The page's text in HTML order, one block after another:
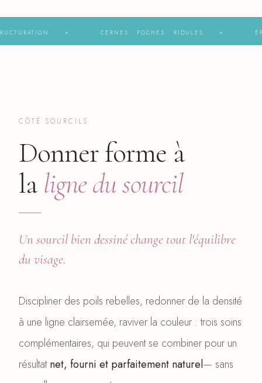
CERNES · POCHES · RIDULES ÉPILATION ·
CÔTÉ SOURCILS
Donner forme à
laligne du sourcil
Un sourcil bien dessiné change tout l'équilibre
du visage.
Discipliner des poils rebelles, redonner de la densité
à une ligne clairsemée, raviver la couleur : trois soins
complémentaires, qui peuvent se combiner pour un
résultatnet, fourni et parfaitement naturel— sans